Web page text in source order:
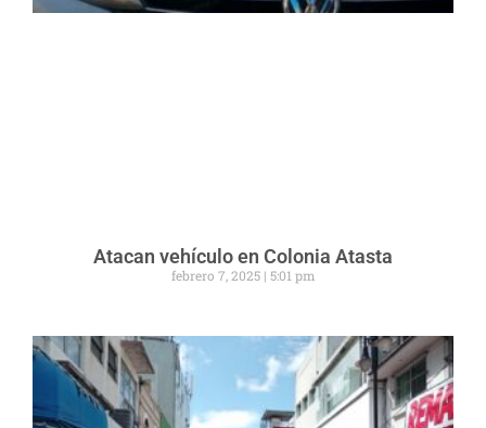
Atacan vehículo en Colonia Atasta
febrero 7, 2025 5:01 pm